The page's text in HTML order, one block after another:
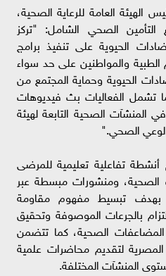
الهيئة العامة للرعاية الصحية،
الصحي الشامل: "تركز
الحيوية على تنفيذ برامج
الطبية والمواطنين على حد سواء
الحيوية وحماية المجتمع من
تشمل الفعاليات بث فيديوهات
المنشآت الصحية التابعة لهيئة
الوعي الصحي."
تفاعلية تعليمية للمرضى
الصحية، ومنشورات مبسطة عبر
بهدف تبسيط مفهوم مقاومة
بالجرعات الموصوفة وتحقيق
الصحية، كما تتضمن
المصرية لتقديم محاضرات علمية
المنشآت المختلفة.